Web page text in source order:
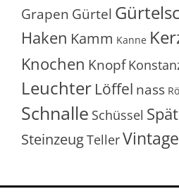
Grapen Gürtel
Haken Kamm Kanne
Knochen Knopf
Leuchter Löffel nass
Schnalle Schüssel
SteinzeugTellerVintage